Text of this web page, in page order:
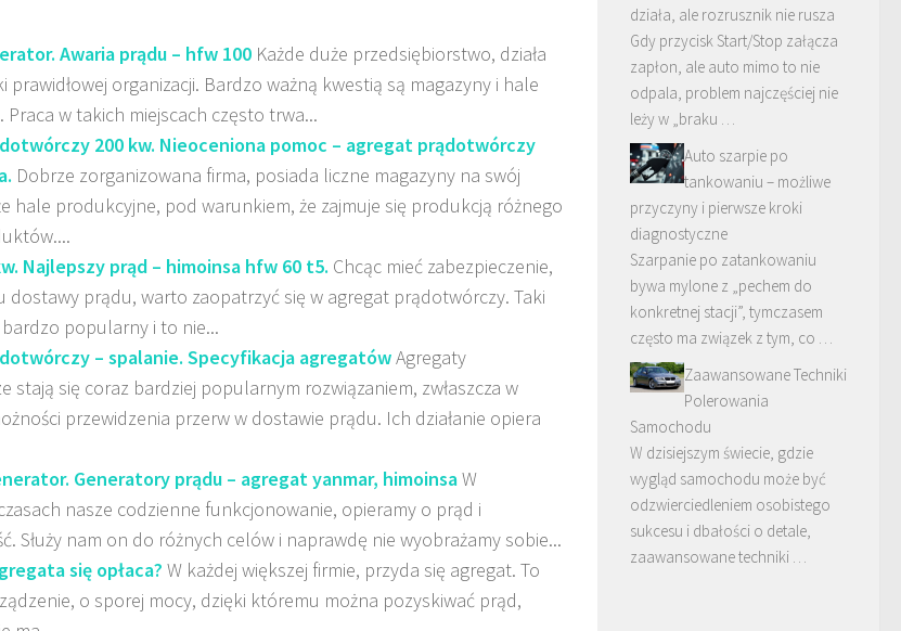
Awaria prądu – hfw 100 Każde duże przedsiębiorstwo, działa
prawidłowej organizacji. Bardzo ważną kwestią są magazyny i hale
Praca w takich miejscach często trwa...
200 kw. Nieoceniona pomoc – agregat prądotwórczy
Dobrze zorganizowana firma, posiada liczne magazyny na swój
hale produkcyjne, pod warunkiem, że zajmuje się produkcją różnego
Najlepszy prąd – himoinsa hfw 60 t5. Chcąc mieć zabezpieczenie,
dostawy prądu, warto zaopatrzyć się w agregat prądotwórczy. Taki
popularny i to nie...
– spalanie. Specyfikacja agregatówAgregaty
stają się coraz bardziej popularnym rozwiązaniem, zwłaszcza w
przewidzenia przerw w dostawie prądu. Ich działanie opiera
Generatory prądu – agregat yanmar, himoinsaW
nasze codzienne funkcjonowanie, opieramy o prąd i
Służy nam on do różnych celów i naprawdę nie wyobrażamy sobie...
się opłaca? W każdej większej firmie, przyda się agregat. To
o sporej mocy, dzięki któremu można pozyskiwać prąd,
działa, ale rozrusznik nie rusza
Gdy przycisk Start/Stop załącza
zapłon, ale auto mimo to nie
odpala, problem najczęściej nie
leży w „braku …
Auto szarpie po
tankowaniu – możliwe
przyczyny i pierwsze kroki
diagnostyczne
Szarpanie po zatankowaniu
bywa mylone z „pechem do
konkretnej stacji”, tymczasem
często ma związek z tym, co …
Zaawansowane Techniki
Polerowania
Samochodu
W dzisiejszym świecie, gdzie
wygląd samochodu może być
odzwierciedleniem osobistego
sukcesu i dbałości o detale,
zaawansowane techniki …